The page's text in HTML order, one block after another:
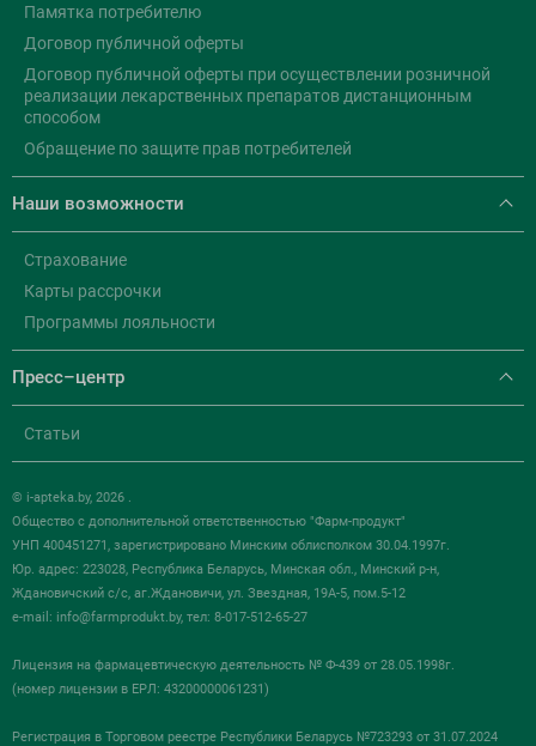
Памятка потребителю
Договор публичной оферты
Договор публичной оферты при осуществлении розничной
реализации лекарственных препаратов дистанционным
способом
Обращение по защите прав потребителей
Наши возможности
Страхование
Карты рассрочки
Программы лояльности
Пресс–центр
Статьи
© i-apteka.by, 2026 .
Общество с дополнительной ответственностью "Фарм-продукт"
УНП 400451271, зарегистрировано Минским облисполком 30.04.1997г.
Юр. адрес: 223028, Республика Беларусь, Минская обл., Минский р-н,
Ждановичский с/с, аг.Ждановичи, ул. Звездная, 19А-5, пом.5-12
e-mail: info@farmprodukt.by, тел: 8-017-512-65-27
Лицензия на фармацевтическую деятельность № Ф-439 от 28.05.1998г.
(номер лицензии в ЕРЛ: 43200000061231)
Регистрация в Торговом реестре Республики Беларусь №723293 от 31.07.2024